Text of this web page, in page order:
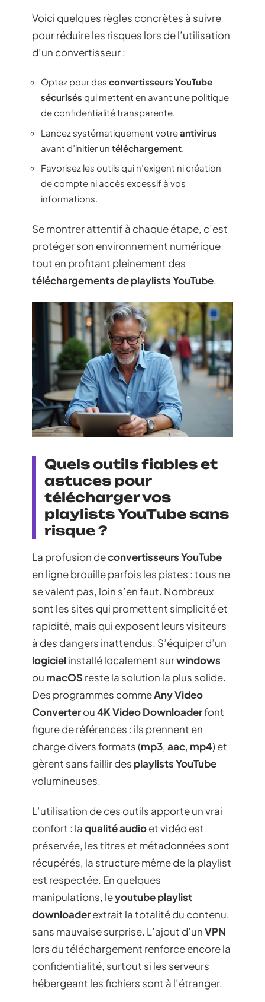
Voici quelques règles concrètes à suivre
pour réduire les risques lors de l’utilisation
d’un convertisseur :
Optez pour des convertisseurs YouTube
sécurisés qui mettent en avant une politique
de confidentialité transparente.
Lancez systématiquement votreantivirus
avant d’initier un téléchargement
Favorisez les outils qui n’exigent ni création
de compte ni accès excessif à vos
informations.
Se montrer attentif à chaque étape, c’est
protéger son environnement numérique
tout en profitant pleinement des
téléchargements de playlists YouTube.
Quels outils fiables et
astuces pour
télécharger vos
playlists YouTube sans
risque ?
La profusion deconvertisseurs YouTube
en ligne brouille parfois les pistes : tous ne
se valent pas, loin s’en faut. Nombreux
sont les sites qui promettent simplicité et
rapidité, mais qui exposent leurs visiteurs
à des dangers inattendus. S’équiper d’un
logicielinstallé localement surwindows
ou macOSreste la solution la plus solide.
Des programmes commeAny Video
Converterou4K Video Downloaderfont
figure de références : ils prennent en
charge divers formats (mp3, aac, mp4) et
gèrent sans faillir des playlists YouTube
volumineuses.
L’utilisation de ces outils apporte un vrai
confort : laqualité audioet vidéo est
préservée, les titres et métadonnées sont
récupérés, la structure même de la playlist
est respectée. En quelques
manipulations, leyoutube playlist
downloaderextrait la totalité du contenu,
sans mauvaise surprise. L’ajout d’unVPN
lors du téléchargement renforce encore la
confidentialité, surtout si les serveurs
hébergeant les fichiers sont à l’étranger.